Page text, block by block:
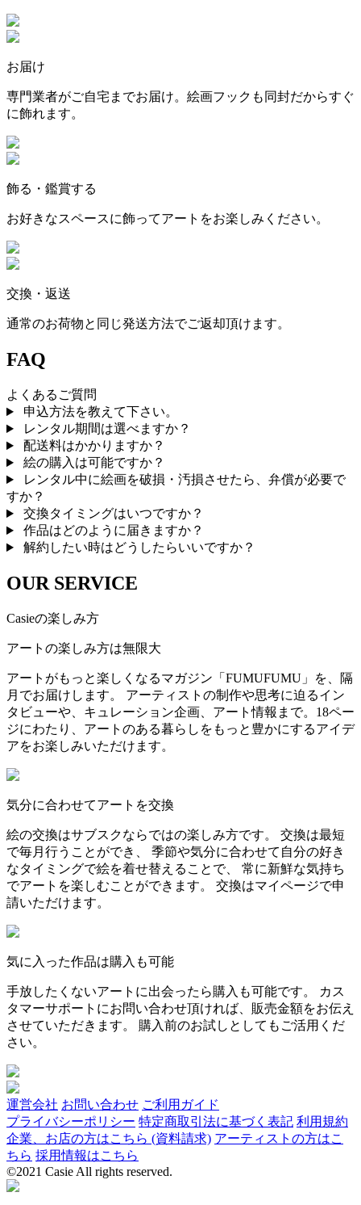
お届け
専門業者がご自宅までお届け。絵画フックも同封だからすぐ
に飾れます。
飾る・鑑賞する
お好きなスペースに飾ってアートをお楽しみください。
交換・返送
通常のお荷物と同じ発送方法でご返却頂けます。
FAQ
よくあるご質問
申込方法を教えて下さい。
レンタル期間は選べますか？
配送料はかかりますか？
絵の購入は可能ですか？
レンタル中に絵画を破損・汚損させたら、弁償が必要で
すか？
交換タイミングはいつですか？
作品はどのように届きますか？
解約したい時はどうしたらいいですか？
OUR SERVICE
Casieの楽しみ方
アートの楽しみ方は無限大
アートがもっと楽しくなるマガジン「FUMUFUMU」を、隔
月でお届けします。 アーティストの制作や思考に迫るイン
タビューや、キュレーション企画、アート情報まで。18ペー
ジにわたり、アートのある暮らしをもっと豊かにするアイデ
アをお楽しみいただけます。
気分に合わせてアートを交換
絵の交換はサブスクならではの楽しみ方です。 交換は最短
で毎月行うことができ、 季節や気分に合わせて自分の好き
なタイミングで絵を着せ替えることで、 常に新鮮な気持ち
でアートを楽しむことができます。 交換はマイページで申
請いただけます。
気に入った作品は購入も可能
手放したくないアートに出会ったら購入も可能です。 カス
タマーサポートにお問い合わせ頂ければ、販売金額をお伝え
させていただきます。 購入前のお試しとしてもご活用くだ
さい。
運営会社 お問い合わせ ご利用ガイド
プライバシーポリシー 特定商取引法に基づく表記 利用規約
企業、お店の方はこちら (資料請求) アーティストの方はこ
ちら 採用情報はこちら
©2021 Casie All rights reserved.